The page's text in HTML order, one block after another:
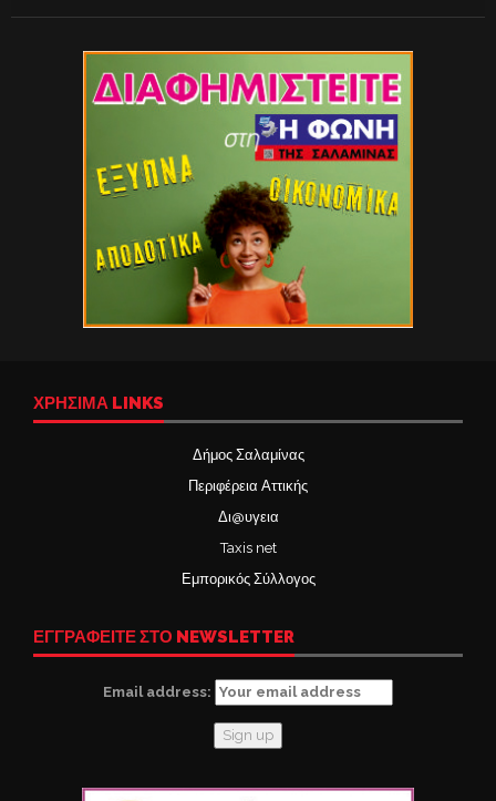
ΧΡΉΣΙΜΑ LINKS
Δήμος Σαλαμίνας
Περιφέρεια Αττικής
Δι@υγεια
Taxis net
Εμπορικός Σύλλογος
ΕΓΓΡΑΦΕΙΤΕ ΣΤΟ NEWSLETTER
Email address: